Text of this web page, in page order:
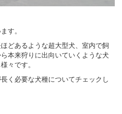
す。
どあるような超大型犬、室内で飼
本来狩りに出向いていくような犬
々です。
く必要な犬種についてチェックし